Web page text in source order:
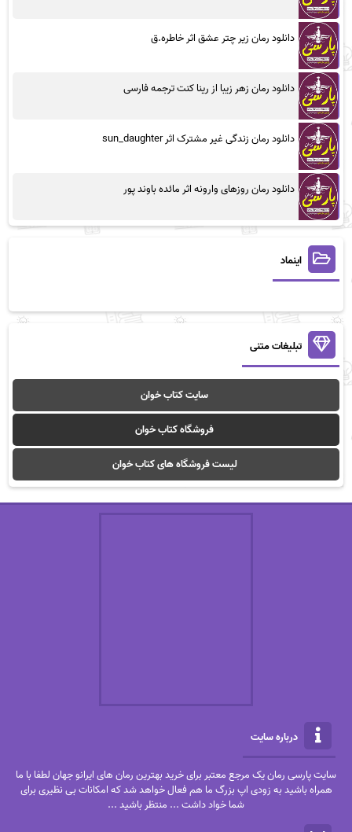
دانلود رمان زیر چتر عشق اثر خاطره.ق
دانلود رمان زهر زیبا از رینا کنت ترجمه فارسی
دانلود رمان زندگی غیر مشترک اثر sun_daughter
دانلود رمان روزهای وارونه اثر مائده باوند پور
اینماد
تبلیغات متنی
سایت کتاب خوان
فروشگاه کتاب خوان
لیست فروشگاه های کتاب خوان
درباره سایت
سایت پارسی رمان یک مرجع معتبر برای خرید بهترین رمان های ایرانو جهان لطفا با ما
همراه باشید به زودی اپ بزرگ ما هم فعال خواهد شد که امکانات بی نظیری برای
شما خواد داشت ... منتظر باشید ...